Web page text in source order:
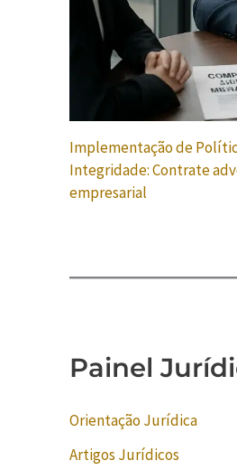
Implementação de
Integridade: Contrate
empresarial
Painel
Orientação Jurídica
Artigos Jurídicos